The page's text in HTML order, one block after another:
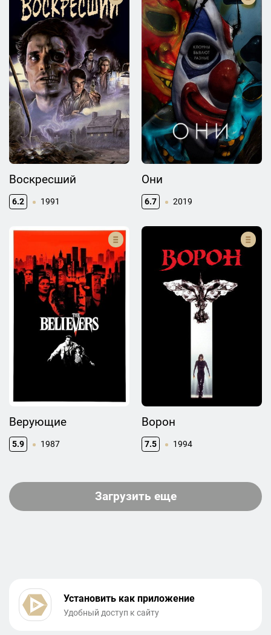
Воскресший
6.2 1991
Они
6.7 2019
Верующие
5.9 1987
Ворон
7.5 1994
Загрузить еще
Установить как приложение
Удобный доступ к сайту